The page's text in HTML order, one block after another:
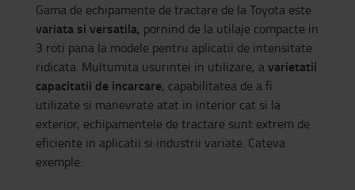
Gama de echipamente de tractare de la Toyota este
variata si versatila, pornind de la utilaje compacte in
3 roti pana la modele pentru aplicatii de intensitate
ridicata. Multumita usurintei in utilizare, avarietatii
capacitatii de incarcare, capabilitatea de a fi
utilizate si manevrate atat in interior cat si la
exterior, echipamentele de tractare sunt extrem de
eficiente in aplicatii si industrii variate. Cateva
exemple: